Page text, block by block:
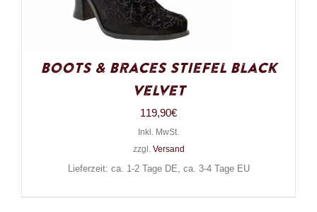
Boots & Braces Stiefel Black
Velvet
119,90€
Inkl. MwSt.
zzgl. Versand
Lieferzeit: ca. 1-2 Tage DE, ca. 3-4 Tage EU